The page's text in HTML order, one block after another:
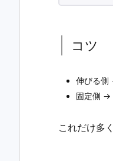
コツ
伸びる側
固定側 →
これだけ多